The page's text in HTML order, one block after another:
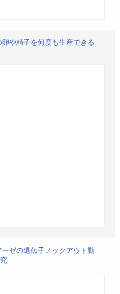
や精子を何度も生産できる
ゼの遺伝子ノックアウト動